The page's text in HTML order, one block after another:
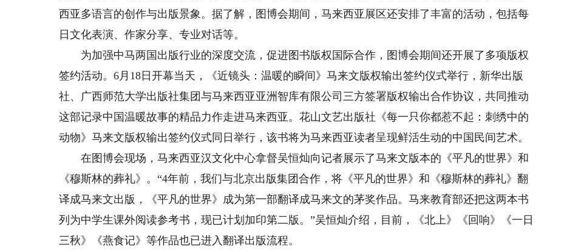
西亚多语言的创作与出版景象。据了解，图博会期间，马来西亚展区还安排了丰富的活动，包括每
日文化表演、作家分享、专业对话等。
为加强中马两国出版行业的深度交流，促进图书版权国际合作，图博会期间还开展了多项版权
签约活动。6月18日开幕当天，《近镜头：温暖的瞬间》马来文版权输出签约仪式举行，新华出版
社、广西师范大学出版社集团与马来西亚亚洲智库有限公司三方签署版权输出合作协议，共同推动
这部记录中国温暖故事的精品力作走进马来西亚。花山文艺出版社《每一只你都惹不起：刺绣中的
动物》马来文版权输出签约仪式同日举行，该书将为马来西亚读者呈现鲜活生动的中国民间艺术。
在图博会现场，马来西亚汉文化中心拿督吴恒灿向记者展示了马来文版本的《平凡的世界》和
《穆斯林的葬礼》。“4年前，我们与北京出版集团合作，将《平凡的世界》和《穆斯林的葬礼》翻
译成马来文出版，《平凡的世界》成为第一部翻译成马来文的茅奖作品。马来教育部还把这两本书
列为中学生课外阅读参考书，现已计划加印第二版。”吴恒灿介绍，目前，《北上》《回响》《一日
三秋》《燕食记》等作品也已进入翻译出版流程。